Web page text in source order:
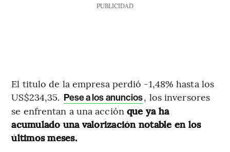
PUBLICIDAD
El titulo de la empresa perdió -1,48% hasta los
US$234,35. Pese a los anuncios, los inversores
se enfrentan a una acción que ya ha
acumulado una valorización notable en los
últimos meses.